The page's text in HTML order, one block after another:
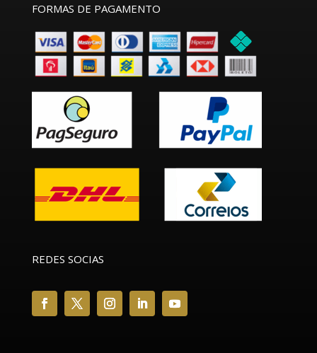
FORMAS DE PAGAMENTO
REDES SOCIAS